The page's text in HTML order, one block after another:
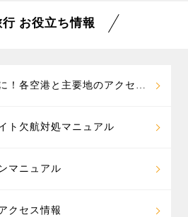
お役立ち情報
！各空港と主要地のアクセス
ト欠航対処マニュアル
マニュアル
クセス情報